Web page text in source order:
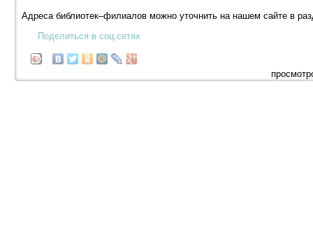
Адреса библиотек–филиалов можно уточнить на нашем сайте в
Поделиться в соц.сетях